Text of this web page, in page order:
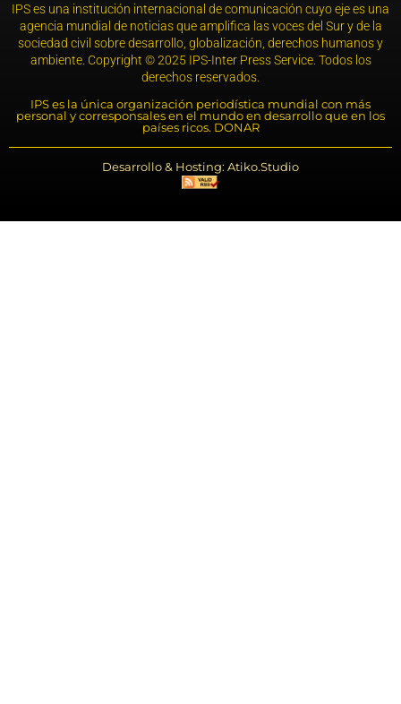
IPS es una institución internacional de comunicación cuyo eje es una
agencia mundial de noticias que amplifica las voces del Sur y de la
sociedad civil sobre desarrollo, globalización, derechos humanos y
ambiente. Copyright © 2025 IPS-Inter Press Service. Todos los
derechos reservados.
IPS es la única organización periodística mundial con más
personal y corresponsales en el mundo en desarrollo que en los
países ricos. DONAR
Desarrollo & Hosting: Atiko.Studio